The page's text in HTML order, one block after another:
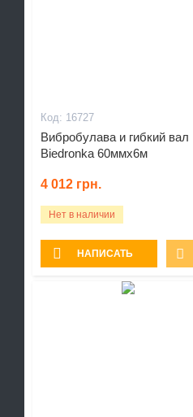
16727
Вибробулава и гибкий вал
Biedronka 60ммх6м
4 012 грн.
Нет в наличии
НАПИСАТЬ